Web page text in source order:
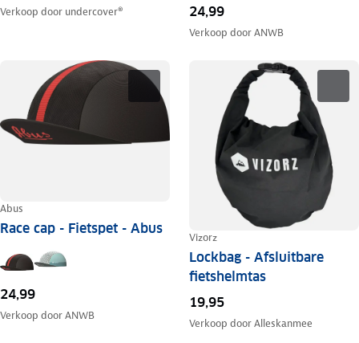
Verkoop door undercover® 24,99
Verkoop doorANWB
Abus
Race cap - Fietspet - Abus
24,99
Verkoop doorANWB
Vizorz
Lockbag - Afsluitbare
fietshelmtas
19,95
Verkoop doorAlleskanmee